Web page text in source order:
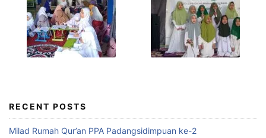
RECENT POSTS
Milad Rumah Qur’an PPA Padangsidimpuan ke-2